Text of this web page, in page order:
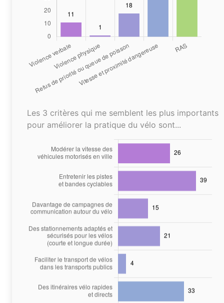
Les 3 critères qui me semblent les plus importants
pour améliorer la pratique du vélo sont...